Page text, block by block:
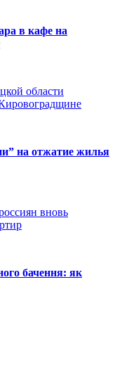
в кафе на
области
на отжатие жилья
вновь
бачення: як